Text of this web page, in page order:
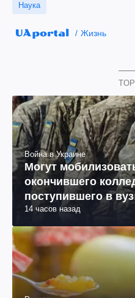
Наука
Жизнь
Война в Украине
Могут
окончившего
поступившего в
юриста
14 часов назад